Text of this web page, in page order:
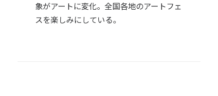
象がアートに変化。全国各地のアートフェ
スを楽しみにしている。